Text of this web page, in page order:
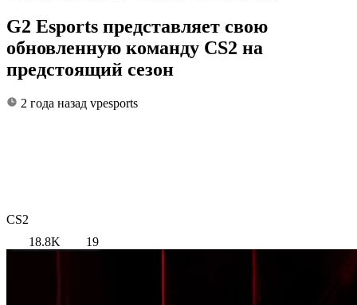
G2 Esports представляет свою
обновленную команду CS2 на
предстоящий сезон
2 года назад vpesports
CS2
18.8K
19